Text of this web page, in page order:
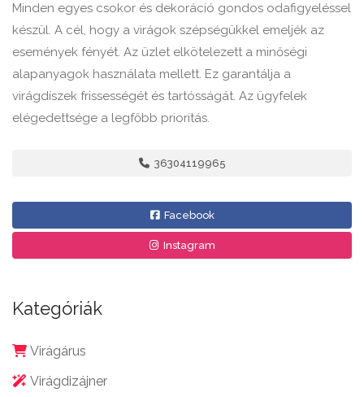
Minden egyes csokor és dekoráció gondos odafigyeléssel
készül. A cél, hogy a virágok szépségükkel emeljék az
események fényét. Az üzlet elkötelezett a minőségi
alapanyagok használata mellett. Ez garantálja a
virágdíszek frissességét és tartósságát. Az ügyfelek
elégedettsége a legfőbb prioritás.
36304119965
Facebook
Instagram
Kategóriák
Virágárus
Virágdizájner